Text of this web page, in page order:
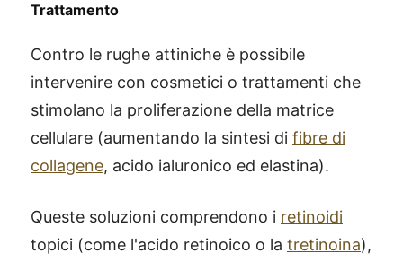
Trattamento
Contro le rughe attiniche è possibile
intervenire con cosmetici o trattamenti che
stimolano la proliferazione della matrice
cellulare (aumentando la sintesi di fibre di
collagene, acido ialuronico ed elastina).
Queste soluzioni comprendono i retinoidi
topici (come l'acido retinoico o la tretinoina),